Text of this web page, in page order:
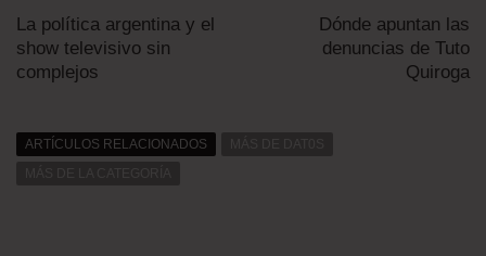
La política argentina y el
show televisivo sin
complejos
Dónde apuntan las
denuncias de Tuto
Quiroga
ARTÍCULOS RELACIONADOS